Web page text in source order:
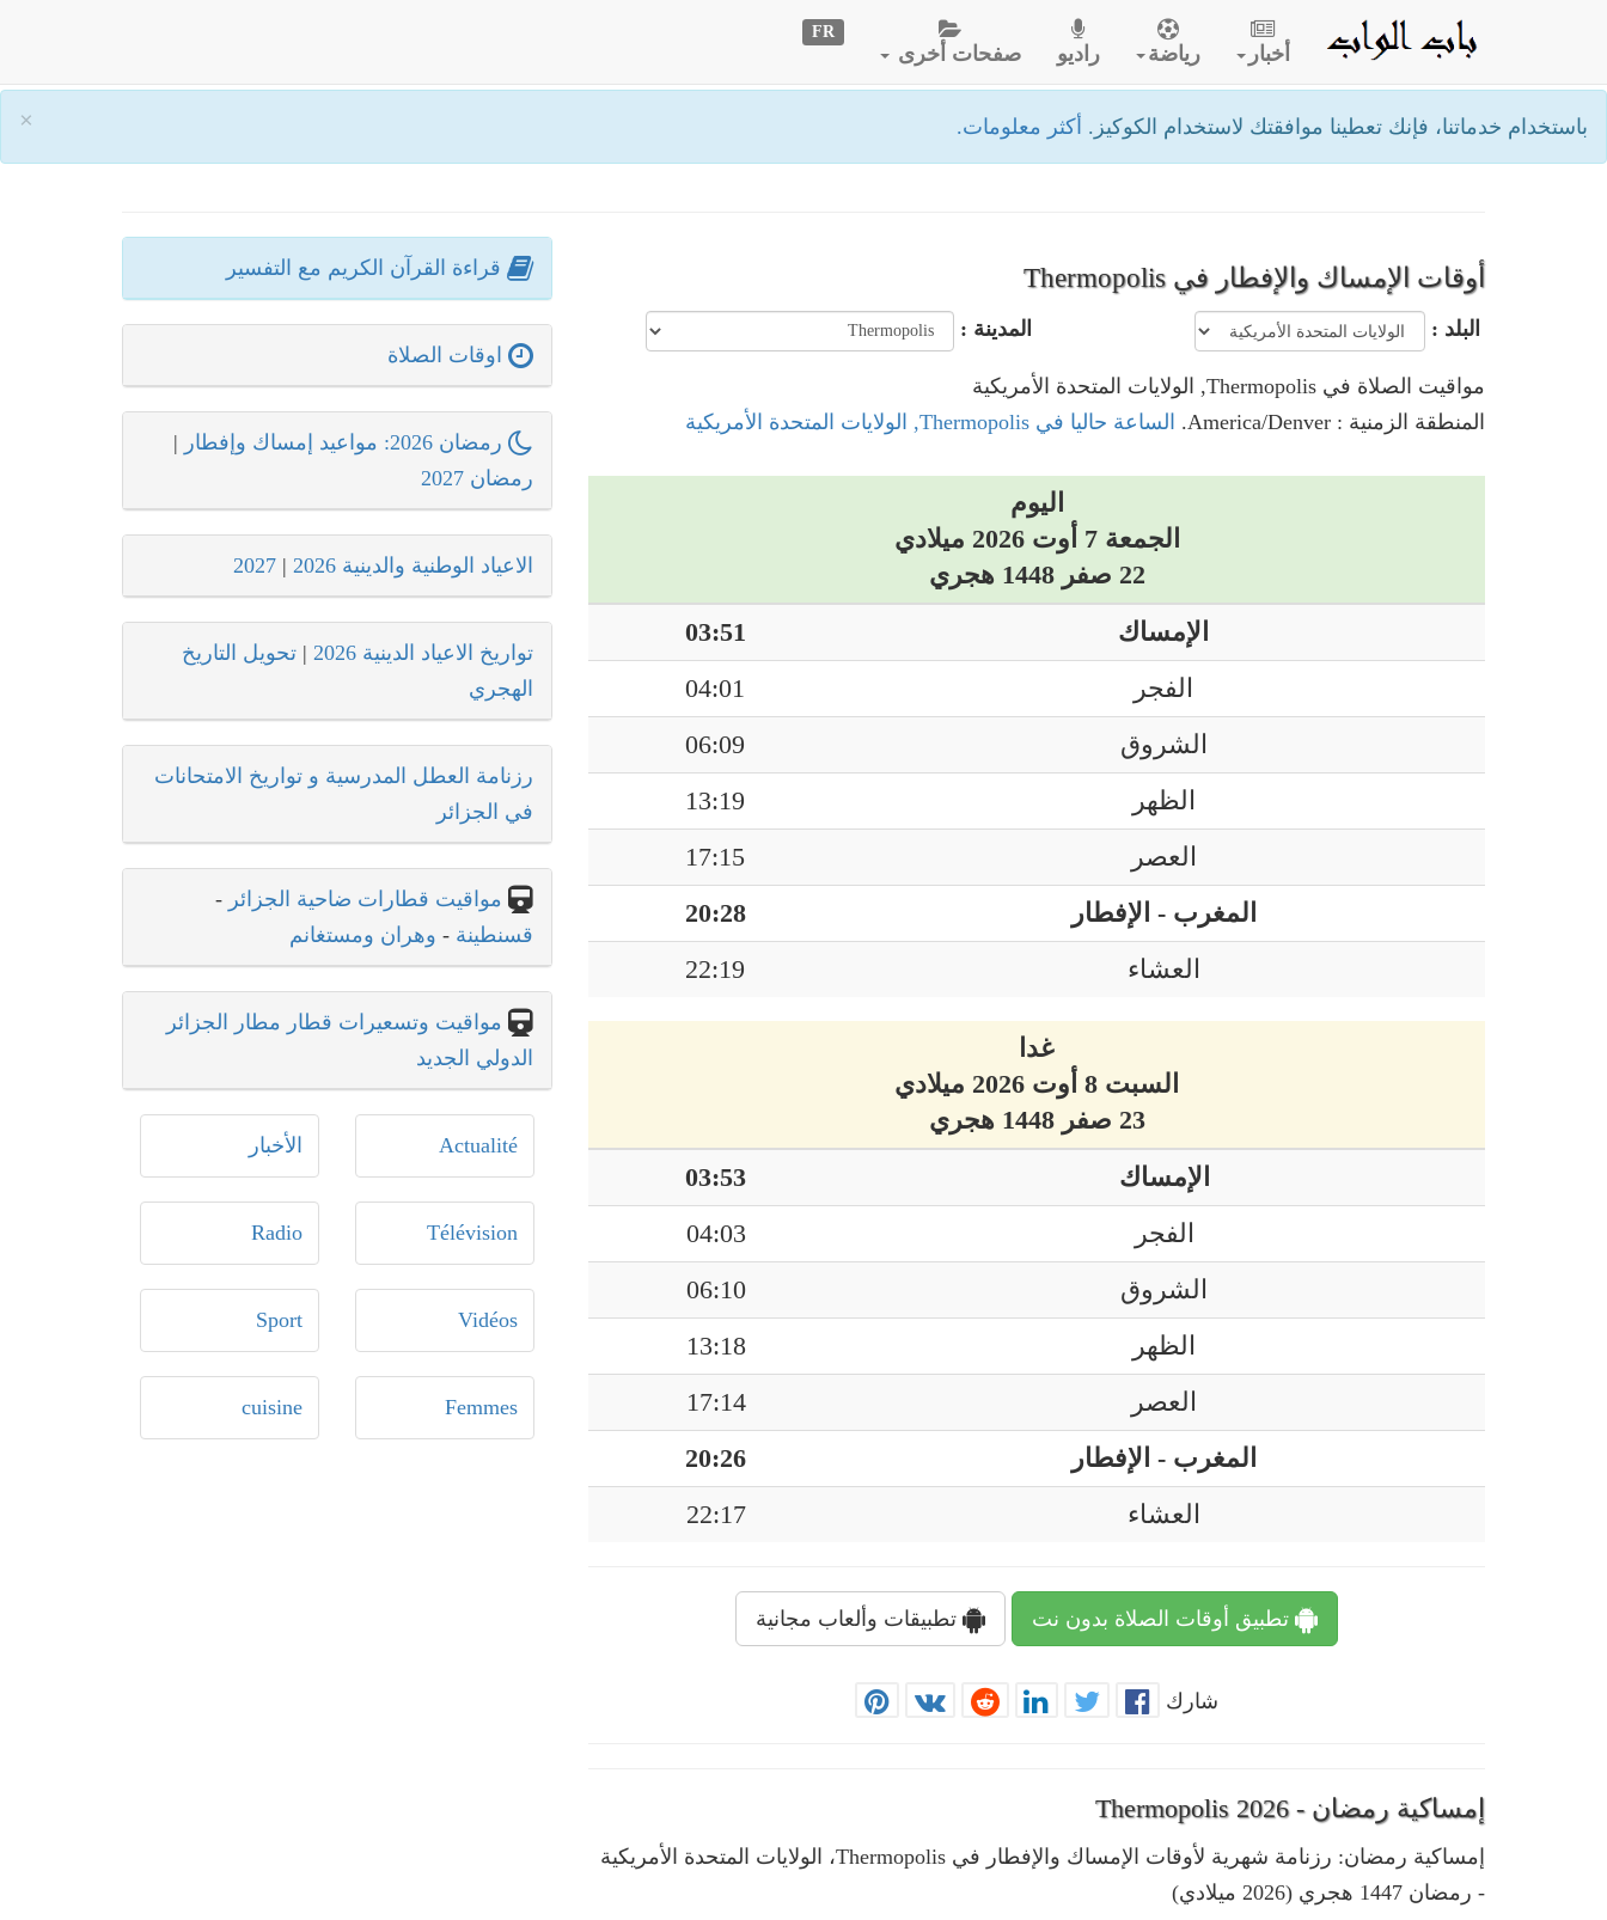
× باستخدام خدماتنا، فإنك تعطينا موافقتك لاستخدام الكوكيز. أكثر معلومات.
أخبار رياضة راديو صفحات أخرى
FR
أوقات الإمساك والإفطار في Thermopolis
البلد : المدينة :
مواقيت الصلاة في Thermopolis, الولايات المتحدة الأمريكية
المنطقة الزمنية : America/Denver.
الساعة حاليا في Thermopolis, الولايات المتحدة الأمريكية
اليوم
الجمعة 7 أوت 2026 ميلادي
22 صفر 1448 هجري
الإمساك
03:51
الفجر
04:01
الشروق
06:09
الظهر
13:19
العصر
17:15
المغرب - الإفطار
20:28
العشاء
22:19
غدا
السبت 8 أوت 2026 ميلادي
23 صفر 1448 هجري
الإمساك
03:53
الفجر
04:03
الشروق
06:10
الظهر
13:18
العصر
17:14
المغرب - الإفطار
20:26
العشاء
22:17
تطبيق أوقات الصلاة بدون نت تطبيقات وألعاب مجانية
شارك
إمساكية رمضان - Thermopolis 2026
إمساكية رمضان: رزنامة شهرية لأوقات الإمساك والإفطار في Thermopolis، الولايات المتحدة الأمريكية
- رمضان 1447 هجري (2026 ميلادي)
قراءة القرآن الكريم مع التفسير
اوقات الصلاة
رمضان 2026: مواعيد إمساك وإفطار
|
رمضان 2027
الاعياد الوطنية والدينية 2026 |
2027
تواريخ الاعياد الدينية 2026 | تحويل التاريخ
الهجري
رزنامة العطل المدرسية و تواريخ الامتحانات
في الجزائر
مواقيت قطارات ضاحية الجزائر -
قسنطينة - وهران ومستغانم
مواقيت وتسعيرات قطار مطار الجزائر
الدولي الجديد
Actualité الأخبار
Télévision
Radio
Vidéos
Sport
Femmes
cuisine